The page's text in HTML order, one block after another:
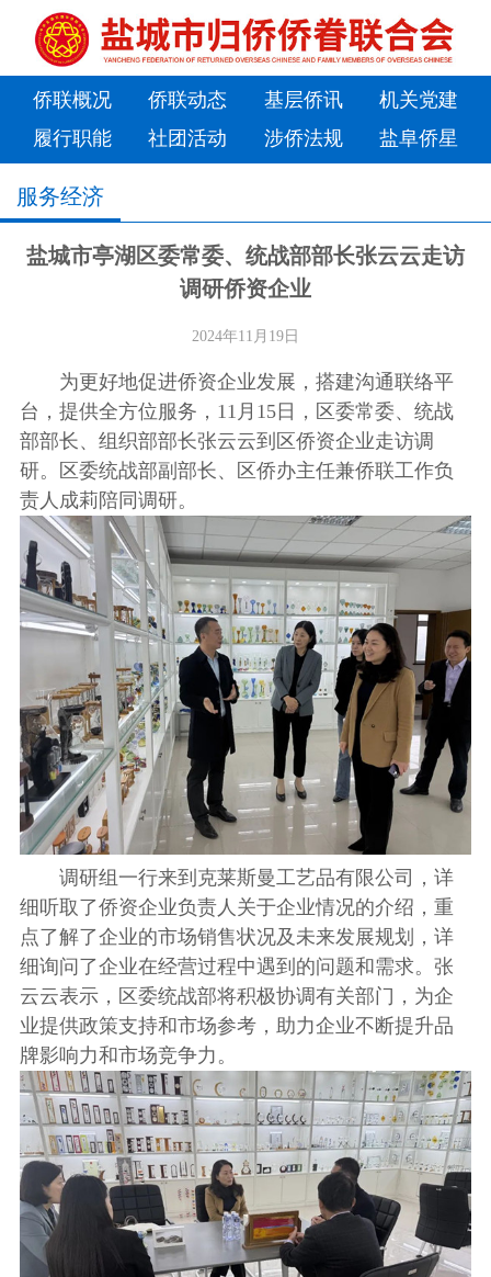
侨联概况 侨联动态 基层侨讯
机关党建
履行职能
社团活动 涉侨法规 盐阜侨星
服务经济
盐城市亭湖区委常委、统战部部长张云云走访
调研侨资企业
2024年11月19日
为更好地促进侨资企业发展，搭建沟通联络平
台，提供全方位服务，11月15日，区委常委、统战
部部长、组织部部长张云云到区侨资企业走访调
研。区委统战部副部长、区侨办主任兼侨联工作负
责人成莉陪同调研。
调研组一行来到克莱斯曼工艺品有限公司，详
细听取了侨资企业负责人关于企业情况的介绍，重
点了解了企业的市场销售状况及未来发展规划，详
细询问了企业在经营过程中遇到的问题和需求。张
云云表示，区委统战部将积极协调有关部门，为企
业提供政策支持和市场参考，助力企业不断提升品
牌影响力和市场竞争力。